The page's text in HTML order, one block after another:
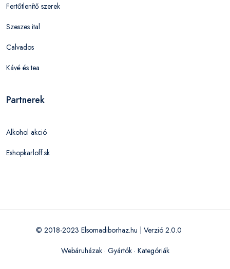
Fertőtlenítő szerek
Szeszes ital
Calvados
Kávé és tea
Partnerek
Alkohol akció
Eshopkarloff.sk
© 2018-2023 Elsomadiborhaz.hu | Verzió 2.0.0
Webáruházak· Gyártók· Kategóriák